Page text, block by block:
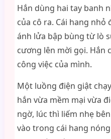
Hắn dùng hai tay banh
của cô ra. Cái hang
ánh lửa bập bùng từ lò
cương lên mời gọi. Hắn
công việc của mình.
Một luồng điện giật
hắn vừa mềm mại vừa
ngờ, lúc thì liếm nhẹ
vào trong cái hang